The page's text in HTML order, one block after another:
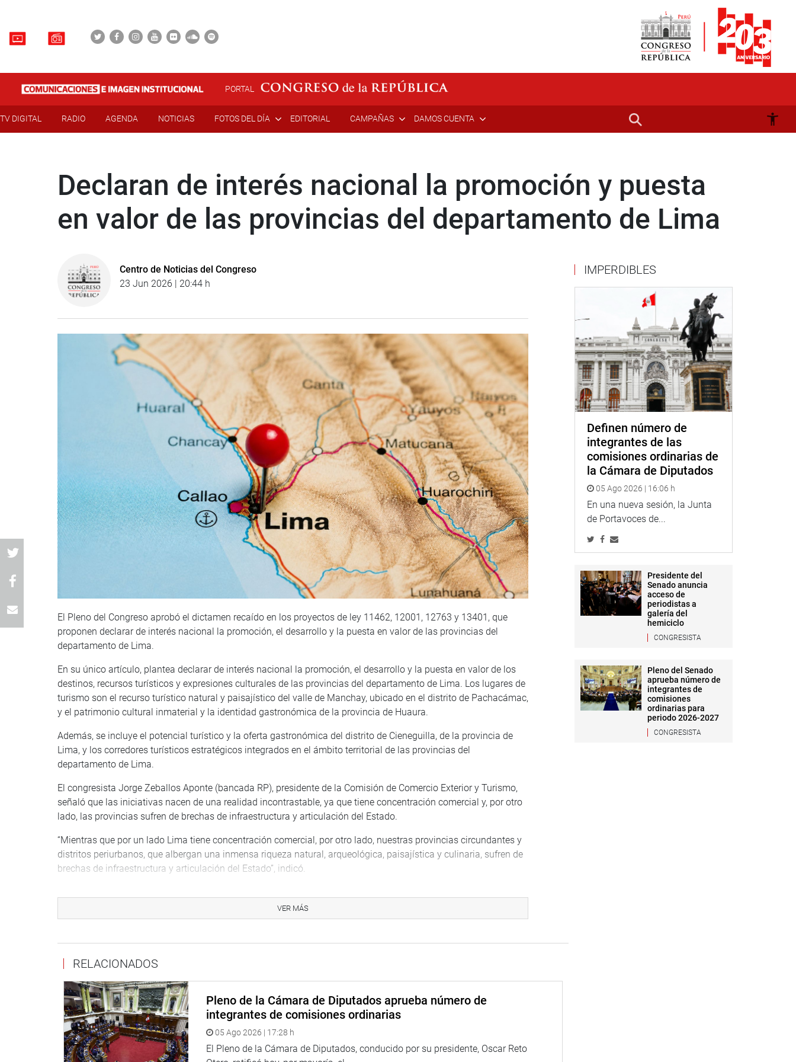
PORTAL
TV DIGITAL RADIO AGENDA NOTICIAS FOTOS DEL DÍA EDITORIAL CAMPAÑAS DAMOS CUENTA
Declaran de interés nacional la promoción y puesta
en valor de las provincias del departamento de Lima
Centro de Noticias del Congreso
23 Jun 2026 | 20:44 h
El Pleno del Congreso aprobó el dictamen recaído en los proyectos de ley 11462, 12001, 12763 y 13401, que
proponen declarar de interés nacional la promoción, el desarrollo y la puesta en valor de las provincias del
departamento de Lima.
En su único artículo, plantea declarar de interés nacional la promoción, el desarrollo y la puesta en valor de los
destinos, recursos turísticos y expresiones culturales de las provincias del departamento de Lima. Los lugares de
turismo son el recurso turístico natural y paisajístico del valle de Manchay, ubicado en el distrito de Pachacámac,
y el patrimonio cultural inmaterial y la identidad gastronómica de la provincia de Huaura.
Además, se incluye el potencial turístico y la oferta gastronómica del distrito de Cieneguilla, de la provincia de
Lima, y los corredores turísticos estratégicos integrados en el ámbito territorial de las provincias del
departamento de Lima.
El congresista Jorge Zeballos Aponte (bancada RP), presidente de la Comisión de Comercio Exterior y Turismo,
señaló que las iniciativas nacen de una realidad incontrastable, ya que tiene concentración comercial y, por otro
lado, las provincias sufren de brechas de infraestructura y articulación del Estado.
“Mientras que por un lado Lima tiene concentración comercial, por otro lado, nuestras provincias circundantes y
distritos periurbanos, que albergan una inmensa riqueza natural, arqueológica, paisajística y culinaria, sufren de
brechas de infraestructura y articulación del Estado”, indicó.
dijo que con la propuesta se fomentará y pondrá en valor la riqueza culinaria de la provincia de Huaura, que no
solo es cultura viva, sino también una fuente de oportunidades para miles de familias emprendedoras.
La legisladora Magaly Ruiz Rodríguez (bancada APP) señaló que su proyecto no trata únicamente de comida,
sino de cultura. “Por ello, proteger nuestra gastronomía es también preservar una parte esencial de nuestra
La norma fue aprobada en primera votación por unanimidad con 95 votos a favor y fue exonerada de la segunda
votación por unanimidad con 91 votos a favor.
OFICINA DE COMUNICACIONES E IMAGEN INSTITUCIONAL
VER MÁS
RELACIONADOS
Pleno de la Cámara de Diputados aprueba número de
integrantes de comisiones ordinarias
05 Ago 2026 | 17:28 h
El Pleno de la Cámara de Diputados, conducido por su presidente, Oscar Reto
IMPERDIBLES
Definen número de
integrantes de las
comisiones ordinarias de
la Cámara de Diputados
05 Ago 2026 | 16:06 h
En una nueva sesión, la Junta
de Portavoces de...
Presidente del
Senado anuncia
acceso de
periodistas a
galería del
hemiciclo
CONGRESISTA
Pleno del Senado
aprueba número de
integrantes de
comisiones
ordinarias para
periodo 2026-2027
CONGRESISTA